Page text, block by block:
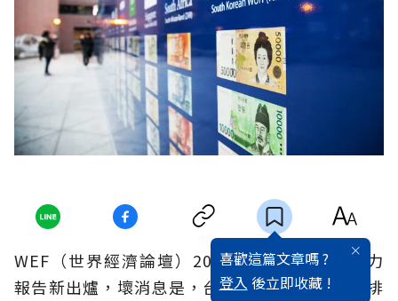
喜歡這篇文章嗎 ?
登入 後立即收藏 !
WEF（世界經濟論壇）2014-2015年全球競爭力
報告新出爐，壞消息是，台灣較上年下降2名，排